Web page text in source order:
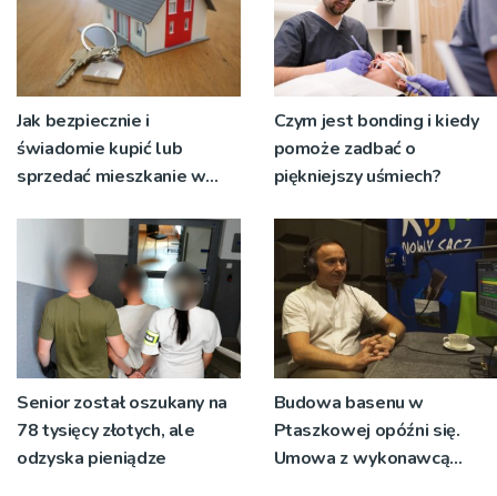
Jak bezpiecznie i
świadomie kupić lub
sprzedać mieszkanie w
Czym jest bonding i kiedy
pomoże zadbać o
piękniejszy uśmiech?
Senior został oszukany na
78 tysięcy złotych, ale
odzyska pieniądze
Budowa basenu w
Ptaszkowej opóźni się.
Umowa z wykonawcą